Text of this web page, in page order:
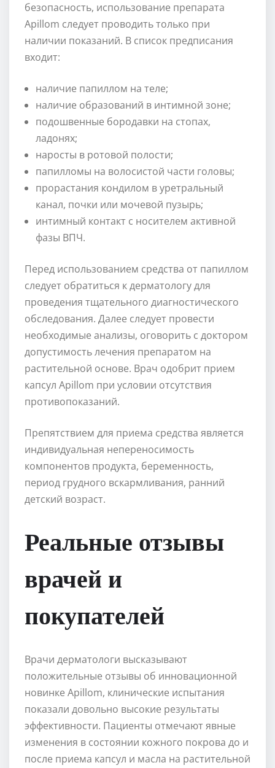
безопасность, использование препарата
Apillom следует проводить только при
наличии показаний. В список предписания
входит:
наличие папиллом на теле;
наличие образований в интимной зоне;
подошвенные бородавки на стопах,
ладонях;
наросты в ротовой полости;
папилломы на волосистой части головы;
прорастания кондилом в уретральный
канал, почки или мочевой пузырь;
интимный контакт с носителем активной
фазы ВПЧ.
Перед использованием средства от папиллом
следует обратиться к дерматологу для
проведения тщательного диагностического
обследования. Далее следует провести
необходимые анализы, оговорить с доктором
допустимость лечения препаратом на
растительной основе. Врач одобрит прием
капсул Apillom при условии отсутствия
противопоказаний.
Препятствием для приема средства является
индивидуальная непереносимость
компонентов продукта, беременность,
период грудного вскармливания, ранний
детский возраст.
Реальные отзывы
врачей и
покупателей
Врачи дерматологи высказывают
положительные отзывы об инновационной
новинке Apillom, клинические испытания
показали довольно высокие результаты
эффективности. Пациенты отмечают явные
изменения в состоянии кожного покрова до и
после приема капсул и масла на растительной